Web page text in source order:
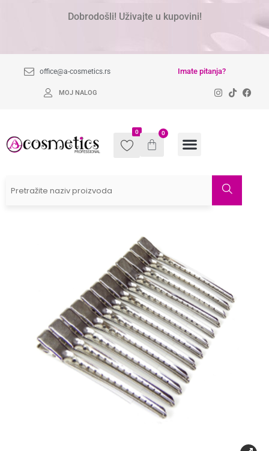
Dobrodošli! Uživajte u kupovini!
office@a-cosmetics.rs Imate pitanja?
MOJ NALOG
0 0